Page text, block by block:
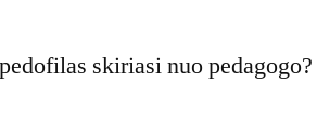
skiriasi nuo pedagogo?